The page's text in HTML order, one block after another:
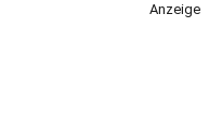
Anzeige